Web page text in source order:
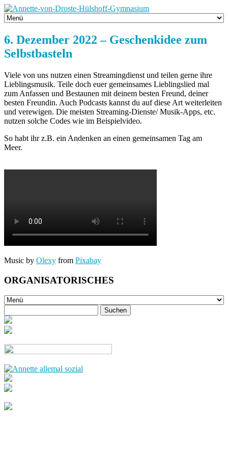
6. Dezember 2022 – Geschenkidee zum
Selbstbasteln
Viele von uns nutzen einen Streamingdienst und teilen gerne ihre
Lieblingsmusik. Teile doch euer gemeinsames Lieblingslied mal
zum Anfassen und Bestaunen mit deinem besten Freund, deiner
besten Freundin. Auch Podcasts kannst du auf diese Art weiterleiten
und verewigen. Die meisten Streaming-Dienste/ Musik-Apps, etc.
nutzen solche Codes wie im Beispielvideo.
So habt ihr z.B. ein Andenken an einen gemeinsamen Tag am
Meer.
Music by Olexy from Pixabay
ORGANISATORISCHES